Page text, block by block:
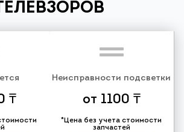
₸
Неисправности подсветки
от 1100 ₸
*Цена без учета стоимости
запчастей